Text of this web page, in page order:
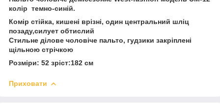
колір темно-синій.
Комір стійка, кишені врізні, один центральний шліц
позаду,силует обтислий
Стильне ділове чоловіче пальто, гудзики закріплені
щільною стрічкою
Розміри: 52 зріст:182 см
Приховати